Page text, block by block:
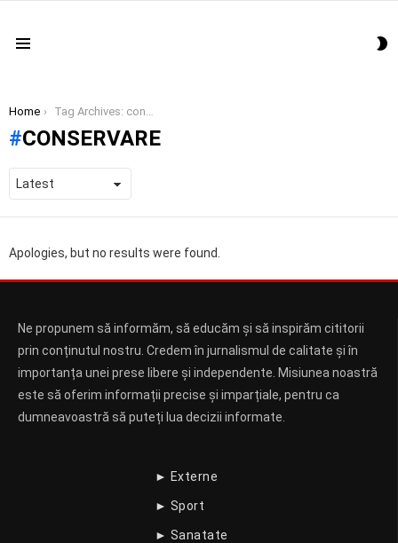
You are here:
Home Tag Archives: conservare
CONSERVARE
Apologies, but no results were found.
Ne propunem să informăm, să educăm și să inspirăm cititorii
prin conținutul nostru. Credem în jurnalismul de calitate și în
importanța unei prese libere și independente. Misiunea noastră
este să oferim informații precise și imparțiale, pentru ca
dumneavoastră să puteți lua decizii informate.
► Externe
► Sport
► Sanatate